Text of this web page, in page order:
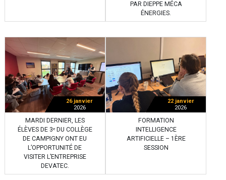
PAR DIEPPE MÉCA
ÉNERGIES.
26 janvier
2026
MARDI DERNIER, LES
ÉLÈVES DE 3ᵉ DU COLLÈGE
DE CAMPIGNY ONT EU
L’OPPORTUNITÉ DE
VISITER L’ENTREPRISE
DEVATEC.
22 janvier
2026
FORMATION
INTELLIGENCE
ARTIFICIELLE – 1ÈRE
SESSION